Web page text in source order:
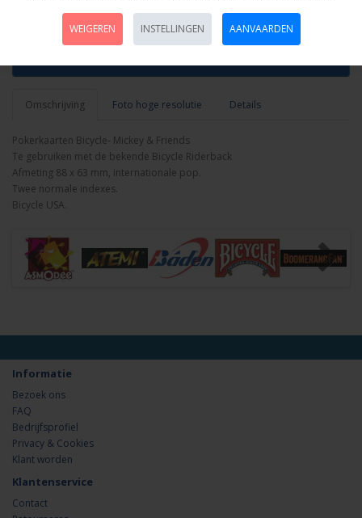
Omschrijving Foto hoge resolutie Details
Pokerkaarten Bicycle- Mickey & Friends
Te gebruiken met de bekende Bicycle Riderback
Afmeting 88 x 63 mm, internationale pop.
Twee normale indexes.
Bicycle USA.
Informatie
Bezoek ons
FAQ
Bedrijfsprofiel
Privacy & Cookies
Klant worden
Klantenservice
Contact
WEIGEREN INSTELLINGEN AANVAARDEN